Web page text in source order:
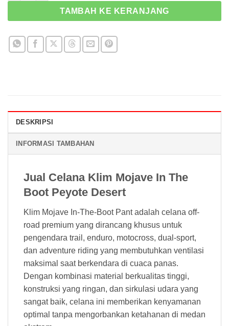
TAMBAH KE KERANJANG
DESKRIPSI
INFORMASI TAMBAHAN
Jual Celana Klim Mojave In The
Boot Peyote Desert
Klim Mojave In-The-Boot Pant adalah celana off-
road premium yang dirancang khusus untuk
pengendara trail, enduro, motocross, dual-sport,
dan adventure riding yang membutuhkan ventilasi
maksimal saat berkendara di cuaca panas.
Dengan kombinasi material berkualitas tinggi,
konstruksi yang ringan, dan sirkulasi udara yang
sangat baik, celana ini memberikan kenyamanan
optimal tanpa mengorbankan ketahanan di medan